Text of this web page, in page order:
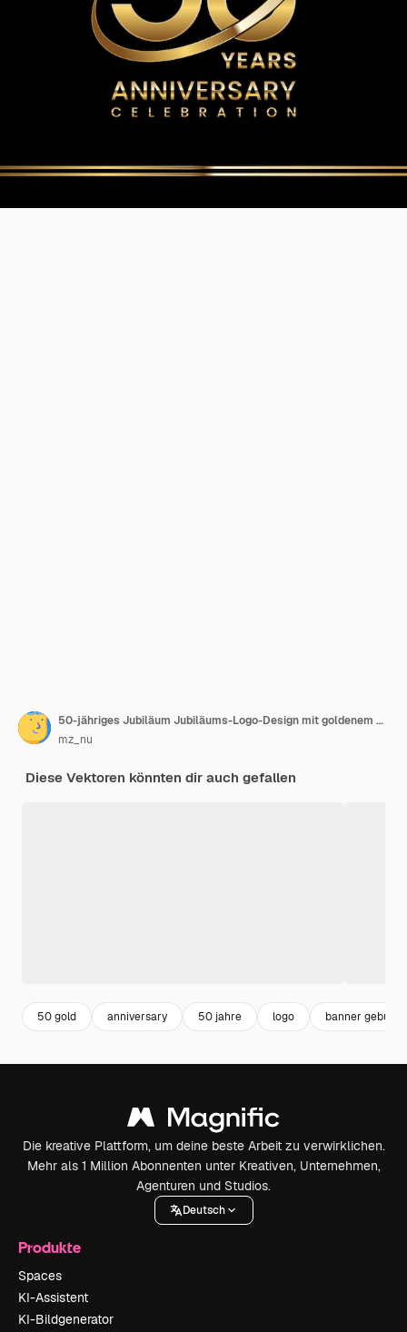
50-jähriges Jubiläum Jubiläums-Logo-Design mit goldenem Ring Logo-Vektor-Vorlage
mz_nu
Diese Vektoren könnten dir auch gefallen
50 gold anniversary 50 jahre logo banner
Die kreative Plattform, um deine beste Arbeit zu verwirklichen.
Mehr als 1 Million Abonnenten unter Kreativen, Unternehmen,
Agenturen und Studios.
Deutsch
Produkte
Spaces
KI-Assistent
KI-Bildgenerator